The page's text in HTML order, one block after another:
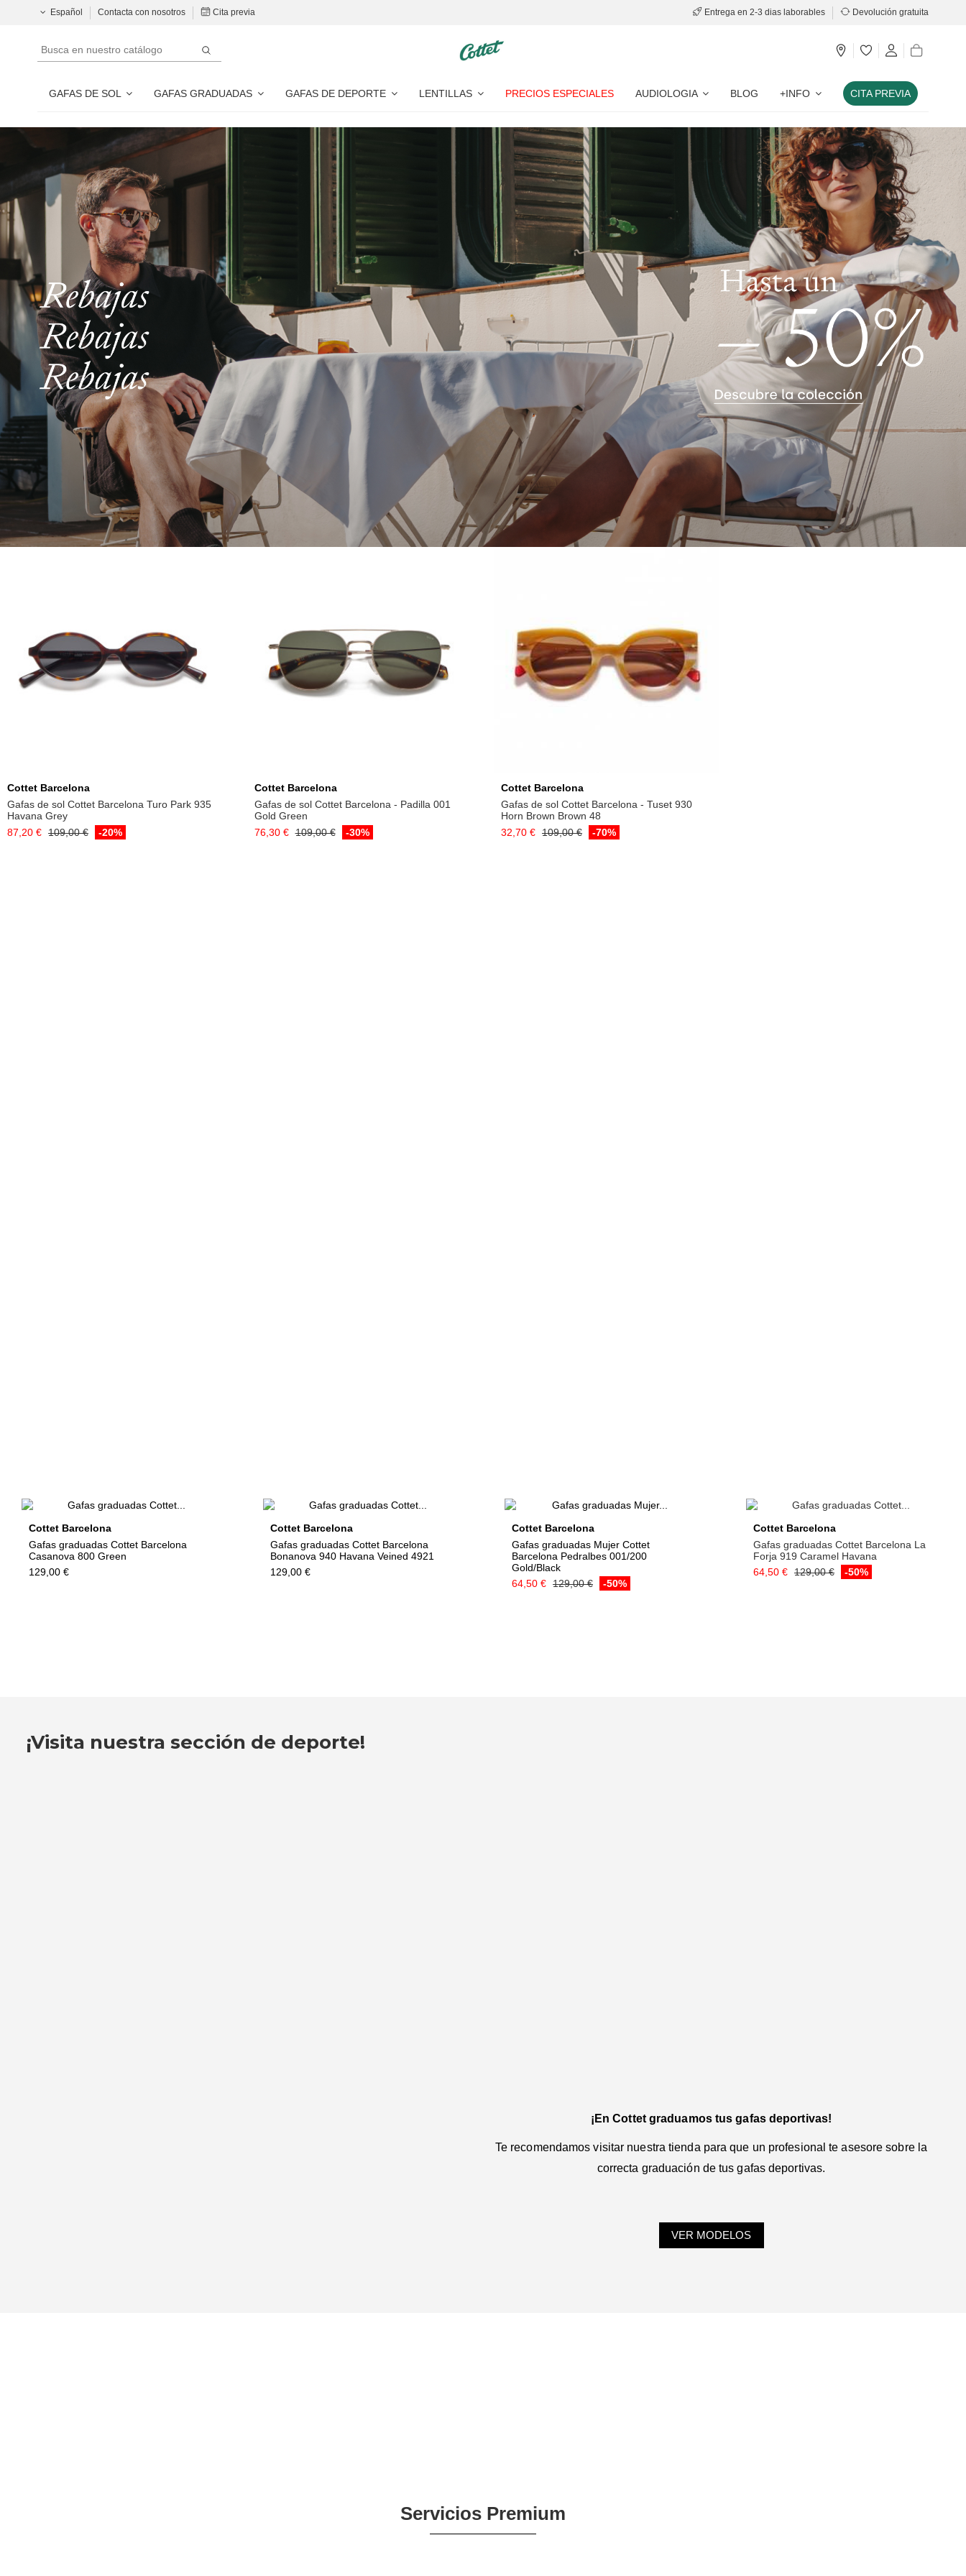
Español Contacta con nosotros Cita previa Entrega en 2-3 dias laborables Devolución gratuita
GAFAS DE SOL GAFAS GRADUADAS GAFAS DE DEPORTE LENTILLAS PRECIOS ESPECIALES AUDIOLOGIA BLOG +INFO CITA PREVIA
Cottet Barcelona
Gafas de sol Cottet Barcelona Turo Park 935
Havana Grey
87,20 € 109,00 € -20%
Cottet Barcelona
Gafas de sol Cottet Barcelona - Padilla 001
Gold Green
76,30 € 109,00 € -30%
Cottet Barcelona
Gafas de sol Cottet Barcelona - Tuset 930
Horn Brown Brown 48
32,70 € 109,00 € -70%
Cottet Barcelona
Gafas graduadas Cottet Barcelona
Casanova 800 Green
129,00 €
Cottet Barcelona
Gafas graduadas Cottet Barcelona
Bonanova 940 Havana Veined 4921
129,00 €
Cottet Barcelona
Gafas graduadas Mujer Cottet
Barcelona Pedralbes 001/200
Gold/Black
64,50 € 129,00 € -50%
Cottet Barcelona
Gafas graduadas Cottet Barcelona La
Forja 919 Caramel Havana
64,50 € 129,00 € -50%
¡Visita nuestra sección de deporte!
¡En Cottet graduamos tus gafas deportivas!
Te recomendamos visitar nuestra tienda para que un profesional te asesore sobre la
correcta graduación de tus gafas deportivas.
VER MODELOS
Servicios Premium